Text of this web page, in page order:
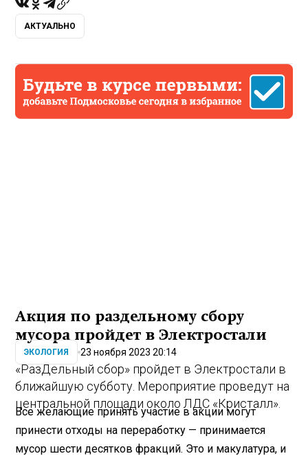
АКТУАЛЬНО
Акция по раздельному сбору
мусора пройдет в Электростали
ЭКОЛОГИЯ 23 ноября 2023 20:14
«РазДельный сбор» пройдет в Электростали в
ближайшую субботу. Мероприятие проведут на
центральной площади около ЛДС «Кристалл».
Все желающие принять участие в акции могут
принести отходы на переработку — принимается
мусор шести десятков фракций. Это и макулатура, и